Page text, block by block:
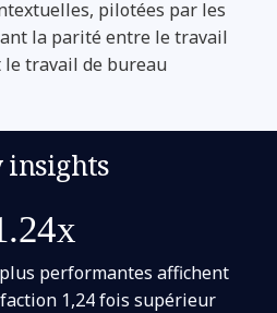
pilotées par les
la parité entre le travail
travail de bureau
insights
performantes affichent
1,24 fois supérieur